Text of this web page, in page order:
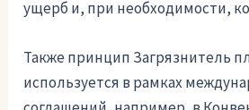
ущерб и, при необходимости,
Также принцип Загрязнитель
используется в рамках